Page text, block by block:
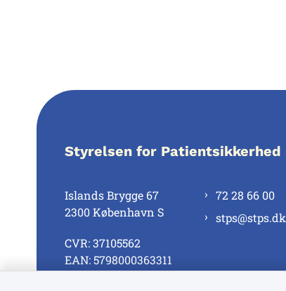
Styrelsen for Patientsikkerhed
Islands Brygge 67
2300 København S
CVR: 37105562
EAN: 5798000363311
72 28 66 00
stps@stps.dk